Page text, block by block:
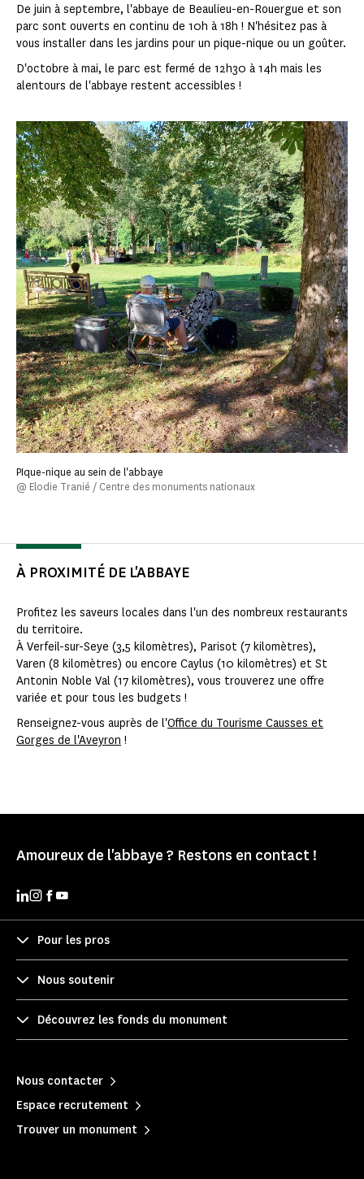
De juin à septembre, l'abbaye de Beaulieu-en-Rouergue et son
parc sont ouverts en continu de 10h à 18h ! N'hésitez pas à
vous installer dans les jardins pour un pique-nique ou un goûter.
D'octobre à mai, le parc est fermé de 12h30 à 14h mais les
alentours de l'abbaye restent accessibles !
PIque-nique au sein de l'abbaye
@ Elodie Tranié / Centre des monuments nationaux
À PROXIMITÉ DE L'ABBAYE
Profitez les saveurs locales dans l'un des nombreux restaurants
du territoire.
À Verfeil-sur-Seye (3,5 kilomètres), Parisot (7 kilomètres),
Varen (8 kilomètres) ou encore Caylus (10 kilomètres) et St
Antonin Noble Val (17 kilomètres), vous trouverez une offre
variée et pour tous les budgets !
Renseignez-vous auprès de l'Office du Tourisme Causses et
Gorges de l'Aveyron !
Amoureux de l'abbaye ? Restons en contact !
Pour les pros
Nous soutenir
Découvrez les fonds du monument
Nous contacter
Espace recrutement
Trouver un monument